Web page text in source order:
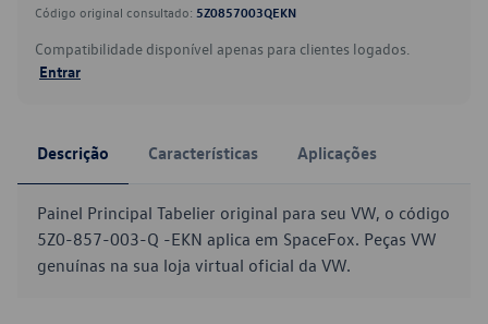
Código original consultado: 5Z0857003QEKN
Compatibilidade disponível apenas para clientes logados.
Entrar
Descrição Características Aplicações
Painel Principal Tabelier original para seu VW, o código
5Z0-857-003-Q -EKN aplica em SpaceFox. Peças VW
genuínas na sua loja virtual oficial da VW.